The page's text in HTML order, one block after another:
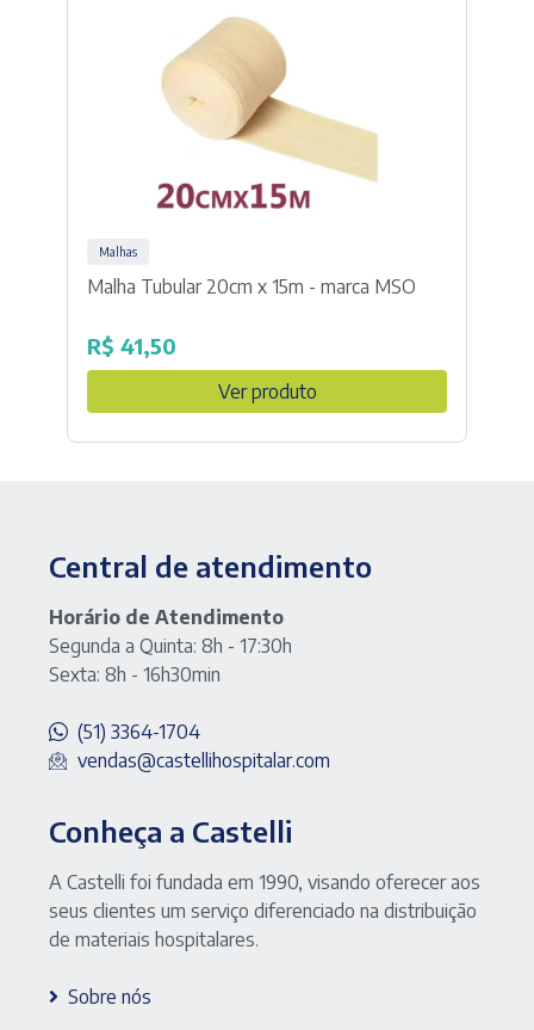
Malhas
Malha Tubular 20cm x 15m - marca MSO
R$ 41,50
Ver produto
Central de atendimento
Horário de Atendimento
Segunda a Quinta: 8h - 17:30h
Sexta: 8h - 16h30min
(51) 3364-1704
vendas@castellihospitalar.com
Conheça a Castelli
A Castelli foi fundada em 1990, visando oferecer aos
seus clientes um serviço diferenciado na distribuição
de materiais hospitalares.
Sobre nós